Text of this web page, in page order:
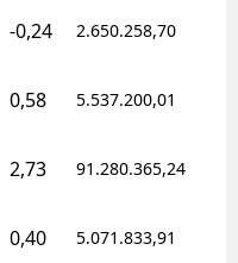
-0,24 2.650.258,70
0,58 5.537.200,01
2,73 91.280.365,24
0,40 5.071.833,91